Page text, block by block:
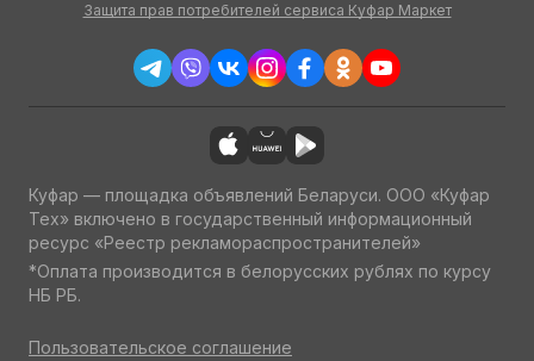
Защита прав потребителей сервиса Куфар Маркет
Куфар — площадка объявлений Беларуси. ООО «Куфар
Тех» включено в государственный информационный
ресурс «Реестр рекламораспространителей»
*Оплата производится в белорусских рублях по курсу
НБ РБ.
Пользовательское соглашение